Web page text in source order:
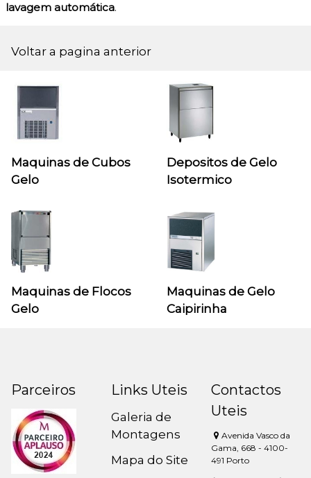
lavagem automática.
Voltar a pagina anterior
Maquinas de Cubos
Gelo
Depositos de Gelo
Isotermico
Maquinas de Flocos
Gelo
Maquinas de Gelo
Caipirinha
Parceiros Links Uteis
Galeria de
Montagens
Mapa do Site
Contactos
Uteis
Avenida Vasco da
Gama, 668 - 4100-
491 Porto